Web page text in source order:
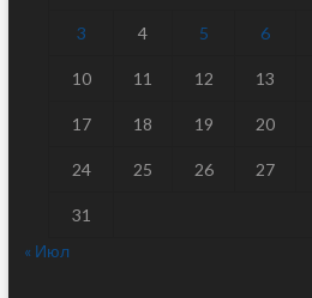
3 4 5 6
10 11 12 13
17 18 19 20
24 25 26 27
31
« Июл